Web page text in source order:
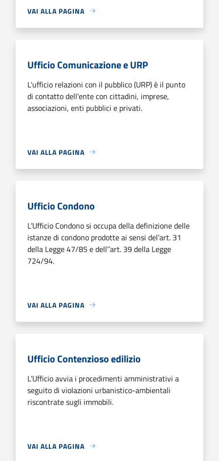
VAI ALLA PAGINA
Ufficio Comunicazione e URP
L'ufficio relazioni con il pubblico (URP) è il punto
di contatto dell'ente con cittadini, imprese,
associazioni, enti pubblici e privati.
VAI ALLA PAGINA
Ufficio Condono
L’Ufficio Condono si occupa della definizione delle
istanze di condono prodotte ai sensi del’art. 31
della Legge 47/85 e dell’’art. 39 della Legge
724/94.
VAI ALLA PAGINA
Ufficio Contenzioso edilizio
L’Ufficio avvia i procedimenti amministrativi a
seguito di violazioni urbanistico-ambientali
riscontrate sugli immobili.
VAI ALLA PAGINA